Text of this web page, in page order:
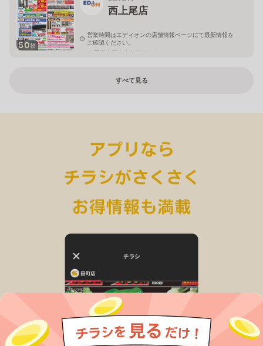
50枚
西上尾店
営業時間はエディオンの店舗情報ページにて最新情報を
ご確認ください。
埼玉県上尾市小敷谷809-1
すべて見る